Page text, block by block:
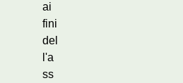
ai
fini
del
l'a
ss